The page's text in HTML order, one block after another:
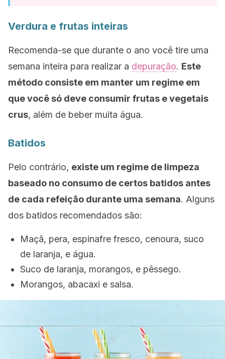
Verdura e frutas inteiras
Recomenda-se que durante o ano você tire uma
semana inteira para realizar a depuração. Este
método consiste em manter um regime em
que você só deve consumir frutas e vegetais
crus, além de beber muita água.
Batidos
Pelo contrário, existe um regime de limpeza
baseado no consumo de certos batidos antes
de cada refeição durante uma semana. Alguns
dos batidos recomendados são:
Maçã, pera, espinafre fresco, cenoura, suco
de laranja, e água.
Suco de laranja, morangos, e pêssego.
Morangos, abacaxi e salsa.